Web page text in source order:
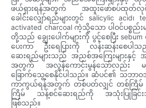
ဖယ်ရှားရန်အတွက် အထူးဖော်စပ်ထုတ်
ခေါင်းလျှော်ရည်များတွင် salicylic acid
activated charcoal ကဲ့သို့သော ပါဝင်ပစ္စည်းမ
တို့သည် ချွေးပေါက်များကို ပွင့်စေပြီး
ပေးကာ ဦးရေပြားကို လန်းဆန်းစေပါသ
ဆေးရည်များသည် အညစ်အကြေးများနှင့်
အတွက် အလွန်ကောင်းမွန်သော်လည်း မက
ခြောက်သွေ့စေနိုင်ပါသည်။ ဆံပင်၏ သဘာဝအဆီ
ကာကွယ်ရန်အတွက် တစ်ပတ်လျှင် တစ်ကြိ
ကြိမ် သန့်စင်ဆေးရည်ကို အသုံးပြုခြ
ဖြစ်သည်။